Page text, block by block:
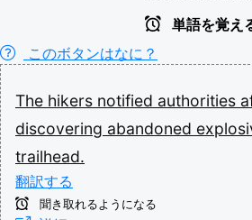
単語を覚え
このボタンはなに？
The hikers notified authorities
discovering abandoned
trailhead.
翻訳する
聞き取れるようになる